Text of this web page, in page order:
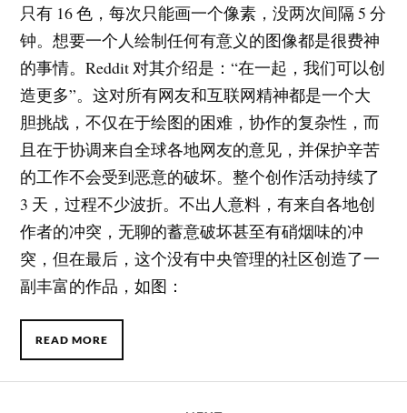
只有 16 色，每次只能画一个像素，没两次间隔 5 分
钟。想要一个人绘制任何有意义的图像都是很费神
的事情。Reddit 对其介绍是：“在一起，我们可以创
造更多”。这对所有网友和互联网精神都是一个大
胆挑战，不仅在于绘图的困难，协作的复杂性，而
且在于协调来自全球各地网友的意见，并保护辛苦
的工作不会受到恶意的破坏。整个创作活动持续了
3 天，过程不少波折。不出人意料，有来自各地创
作者的冲突，无聊的蓄意破坏甚至有硝烟味的冲
突，但在最后，这个没有中央管理的社区创造了一
副丰富的作品，如图：
READ MORE